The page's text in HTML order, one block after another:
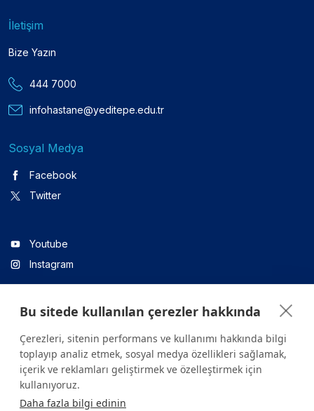
İletişim
Bize Yazın
444 7000
infohastane@yeditepe.edu.tr
Sosyal Medya
Facebook
Twitter
Youtube
Instagram
Linkedin
Sitede yer alan tüm içerikler yalnızca bilgilendirme amaçlıdır.
Sağlığınızla ilgili sorularınız için mutlaka doktoruza ya da bir sağlık
kuruluşuna başvurunuz.
Bu sitede kullanılan çerezler hakkında
Çerezleri, sitenin performans ve kullanımı hakkında bilgi
toplayıp analiz etmek, sosyal medya özellikleri sağlamak,
içerik ve reklamları geliştirmek ve özelleştirmek için
kullanıyoruz.
Daha fazla bilgi edinin